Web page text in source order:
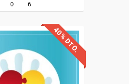
0 6
40% DTO.
especiales